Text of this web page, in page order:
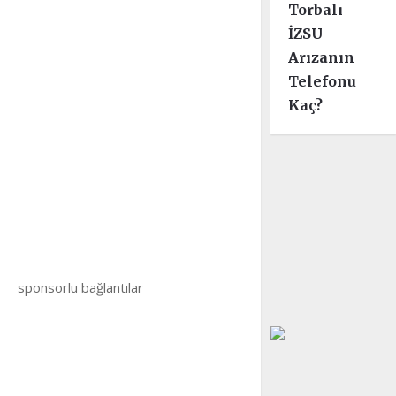
sponsorlu bağlantılar
Torbalı
İZSU
Arızanın
Telefonu
Kaç?